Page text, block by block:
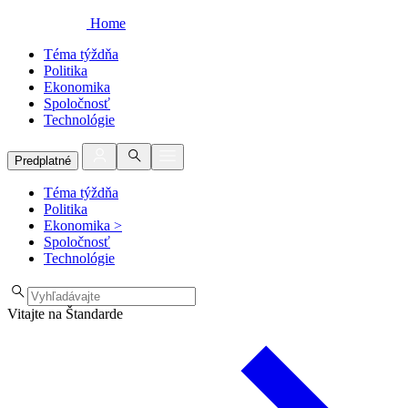
Home
Téma týždňa
Politika
Ekonomika
Spoločnosť
Technológie
Predplatné
Téma týždňa
Politika
Ekonomika >
Spoločnosť
Technológie
Vitajte na Štandarde